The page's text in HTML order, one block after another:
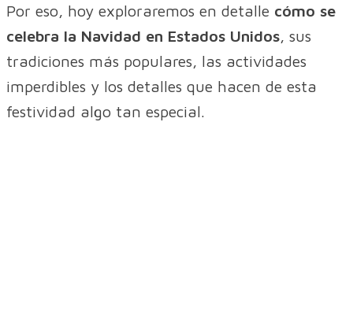
Por eso, hoy exploraremos en detalle cómo se
celebra la Navidad en Estados Unidos, sus
tradiciones más populares, las actividades
imperdibles y los detalles que hacen de esta
festividad algo tan especial.